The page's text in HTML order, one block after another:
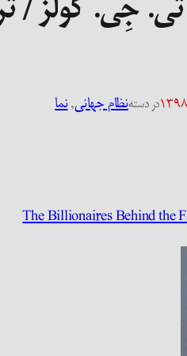
در دستهنظام جهانی, نما
The Billionaires Behind the